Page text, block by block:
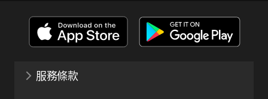
服務條款